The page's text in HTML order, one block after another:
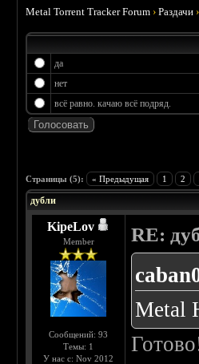
Metal Torrent Tracker Forum ›Раздачи
да
нет
всё равно. качаю всё подряд.
Страницы (5): « Предыдущая 1 2
дубли
KipeLov
Member
Сообщений: 93
Темы: 1
У нас с: Nov 2012
RE:
Metal